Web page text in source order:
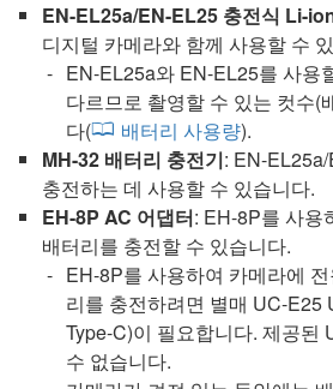
EN-EL25a/EN-EL25 충전식 Li-
디지털 카메라와 함께 사용할 수
EN-EL25a와 EN-EL25를 사용
다르므로 촬영할 수 있는 컷수(
다(
배터리 사용량).
MH-32 배터리 충전기: EN-EL25a/
충전하는 데 사용할 수 있습니다.
EH-8P AC 어댑터: EH-8P를 사용
배터리를 충전할 수 있습니다.
EH-8P를 사용하여 카메라에
리를 충전하려면 별매 UC-E25
Type-C)이 필요합니다. 제공된
수 없습니다.